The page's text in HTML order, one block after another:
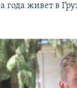
года живет в